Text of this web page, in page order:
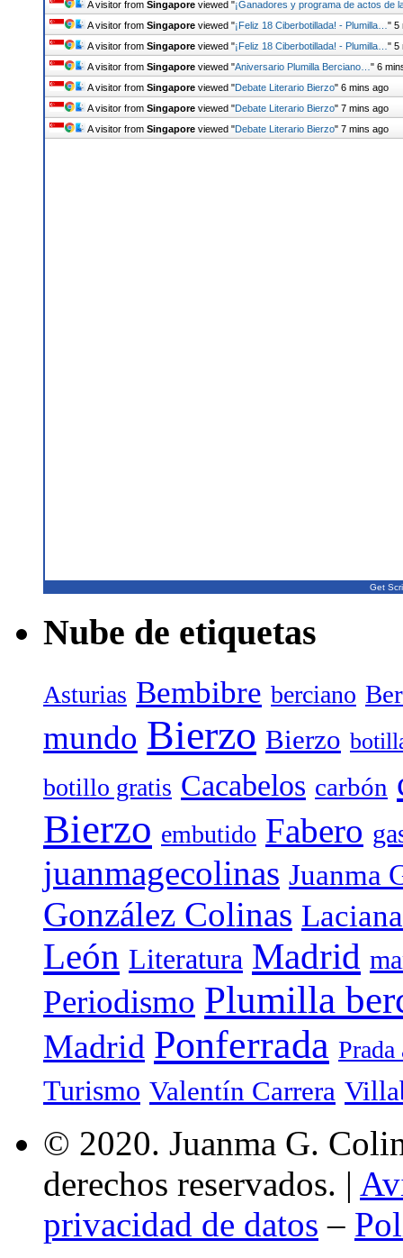
A visitor from Singapore viewed "¡Ganadores y programa de actos de
A visitor from Singapore viewed "¡Feliz 18 Ciberbotillada! - Plumilla… " 5
A visitor from Singapore viewed "¡Feliz 18 Ciberbotillada! - Plumilla… " 5
A visitor from Singapore viewed "Aniversario Plumilla Berciano… " 6
A visitor from Singapore viewed "Debate Literario Bierzo" 6 mins ago
A visitor from Singapore viewed "Debate Literario Bierzo" 7 mins ago
A visitor from Singapore viewed "Debate Literario Bierzo" 7 mins ago
Get
Nube de etiquetas
Asturias Bembibre berciano
mundo Bierzo Bierzo
botillo gratis Cacabelos carbón
Bierzo embutido Fabero
juanmagecolinas Juanma
González Colinas Laciana
León Literatura Madrid
Periodismo Plumilla
Madrid Ponferrada Prada
Turismo Valentín Carrera
© 2020. Juanma G.
derechos reservados. |
privacidad de datos –